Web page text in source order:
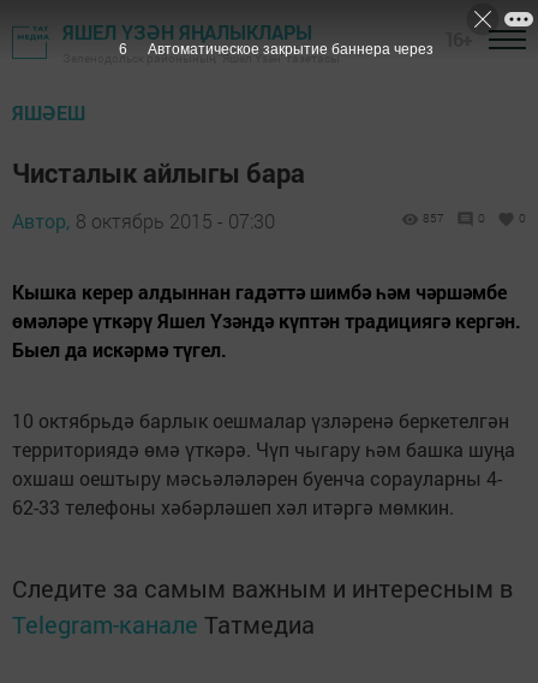
ЯШЕЛ ҮЗӘН ЯҢАЛЫКЛАРЫ
Зеленодольск районының "Яшел Үзән" газетасы
ЯШӘЕШ
Чисталык айлыгы бара
Автор, 8 октябрь 2015 - 07:30 857 0 0
Кышка керер алдыннан гадәттә шимбә һәм чәршәмбе
өмәләре үткәрү Яшел Үзәндә күптән традициягә кергән.
Быел да искәрмә түгел.
10 октябрьдә барлык оешмалар үзләренә беркетелгән
территориядә өмә үткәрә. Чүп чыгару һәм башка шуңа
охшаш оештыру мәсьәләләрен буенча сорауларны 4-
62-33 телефоны хәбәрләшеп хәл итәргә мөмкин.
Следите за самым важным и интересным в
Telegram-канале Татмедиа
5 Автоматическое закрытие баннера через